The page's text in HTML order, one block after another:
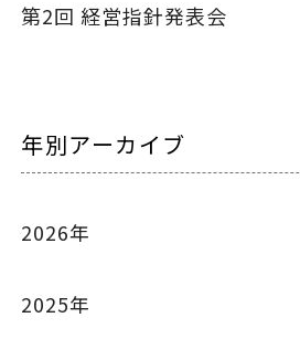
第2回 経営指針発表会
年別アーカイブ
2026年
2025年